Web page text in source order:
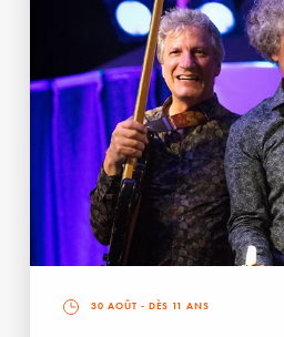
30 AOÛT - DÈS 11 ANS